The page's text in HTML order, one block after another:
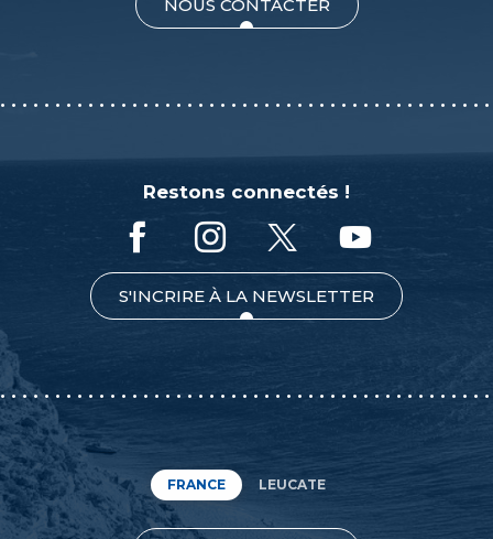
NOUS CONTACTER
Restons connectés !
S'INCRIRE À LA NEWSLETTER
FRANCE LEUCATE